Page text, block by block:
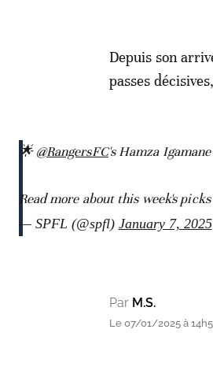
Depuis son
passes
🌟@RangersFC's Hamza
Read more about this week's
— SPFL (@spfl) January 7, 2025
Par M.S.
Le 07/01/2025 à